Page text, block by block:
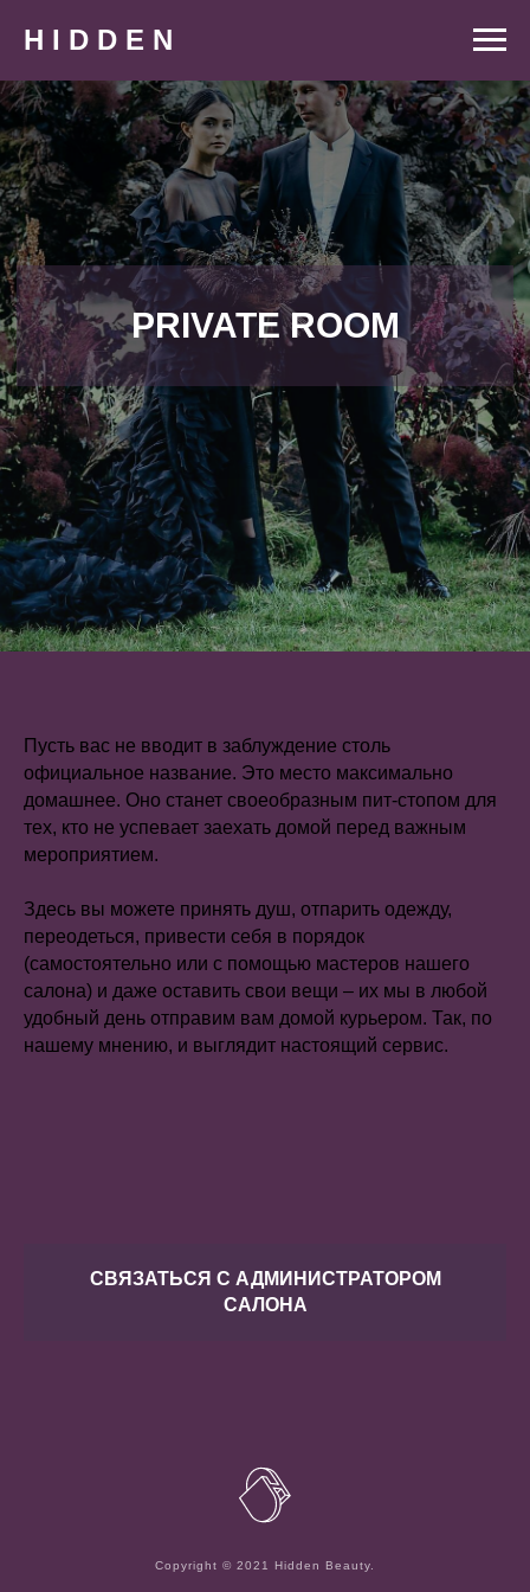
H I D D E N
PRIVATE ROOM
Пусть вас не вводит в заблуждение столь
официальное название. Это место максимально
домашнее. Оно станет своеобразным пит-стопом для
тех, кто не успевает заехать домой перед важным
мероприятием.
Здесь вы можете принять душ, отпарить одежду,
переодеться, привести себя в порядок
(самостоятельно или с помощью мастеров нашего
салона) и даже оставить свои вещи – их мы в любой
удобный день отправим вам домой курьером. Так, по
нашему мнению, и выглядит настоящий сервис.
СВЯЗАТЬСЯ С АДМИНИСТРАТОРОМ
САЛОНА
Сopyright © 2021 Hidden Beauty.